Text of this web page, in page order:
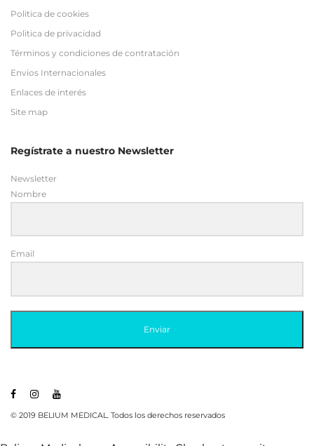
Politica de cookies
Politica de privacidad
Términos y condiciones de contratación
Envios Internacionales
Enlaces de interés
Site map
Regístrate a nuestro Newsletter
Newsletter
Nombre
Email
Enviar
© 2019 BELIUM MEDICAL. Todos los derechos reservados